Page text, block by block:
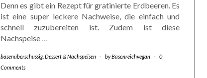
Denn es gibt ein Rezept für gratinierte Erdbeeren. Es
ist eine super leckere Nachweise, die einfach und
schnell zuzubereiten ist. Zudem ist diese
Nachspeise …
basenüberschüssig, Dessert & Nachspeisen - byBasenreichvegan -
0
Comments